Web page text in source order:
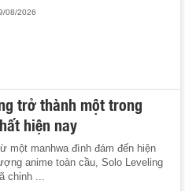
08/2026
trở thành một trong
hiện nay
một manhwa đình đám đến hiện
anime toàn cầu, Solo Leveling
chinh ...